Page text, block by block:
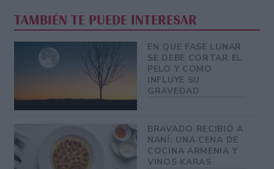
TAMBIÉN TE PUEDE INTERESAR
EN QUE FASE LUNAR
SE DEBE CORTAR EL
PELO Y COMO
INFLUYE SU
GRAVEDAD
BRAVADO RECIBIÓ A
NANÍ: UNA CENA DE
COCINA ARMENIA Y
VINOS KARAS